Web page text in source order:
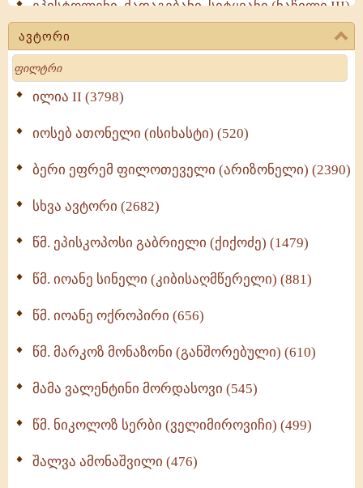
ეპისტოლენი, ქადაგებანი, სიტყვანი (ნაწილი III)
(723)
მოძღვრის ძალზე სასარგებლო რჩევები
მრევლისათვის (545)
Wisdomge (514)
ქადაგებანი გაბრიელ ეპისკოპოსისა - II ტომი
სულიერი ცხოვრების სახელმძღვანელო -
ნაწილი II (369)
ავტორი
Search
ილია II (3798)
იოსებ ათონელი (ისიხასტი) (520)
ბერი ეფრემ ფილოთეველი (არიზონელი) (2390)
სხვა ავტორი (2682)
წმ. ეპისკოპოსი გაბრიელი (ქიქოძე) (1479)
წმ. იოანე სინელი (კიბისაღმწერელი) (881)
წმ. იოანე ოქროპირი (656)
წმ. მარკოზ მონაზონი (განშორებული) (610)
მამა ვალენტინი მორდასოვი (545)
წმ. ნიკოლოზ სერბი (ველიმიროვიჩი) (499)
შალვა ამონაშვილი (476)